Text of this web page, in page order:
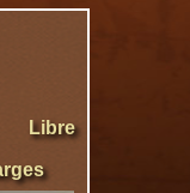
Libre